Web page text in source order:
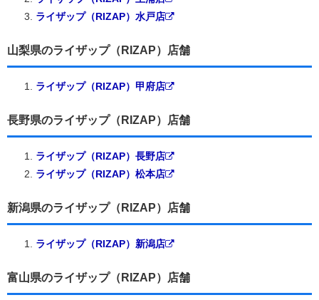
ライザップ（RIZAP）水戸店
山梨県のライザップ（RIZAP）店舗
ライザップ（RIZAP）甲府店
長野県のライザップ（RIZAP）店舗
ライザップ（RIZAP）長野店
ライザップ（RIZAP）松本店
新潟県のライザップ（RIZAP）店舗
ライザップ（RIZAP）新潟店
富山県のライザップ（RIZAP）店舗